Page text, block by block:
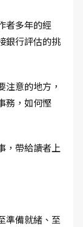
者多年的經
銀行評估的挑
注意的地方，
務，如何慳
，帶給讀者上
準備就緒、至